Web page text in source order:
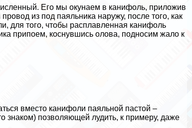
Его мы окунаем в канифоль, приложив
из под паяльника наружу, после того, как
для того, чтобы расплавленная канифоль
припоем, коснувшись олова, подносим жало к
вместо канифоли паяльной пастой –
знаком) позволяющей лудить, к примеру, даже